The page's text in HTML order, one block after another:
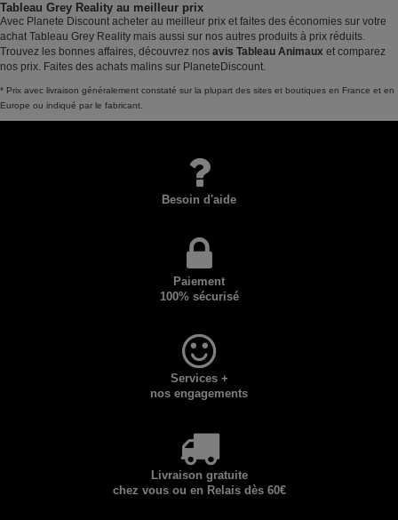
Tableau Grey Reality au meilleur prix
Avec Planete Discount acheter au meilleur prix et faites des économies sur votre
achat Tableau Grey Reality mais aussi sur nos autres produits à prix réduits.
Trouvez les bonnes affaires, découvrez nos avis Tableau Animaux et comparez
nos prix. Faites des achats malins sur PlaneteDiscount.
* Prix avec livraison généralement constaté sur la plupart des sites et boutiques en France et en
Europe ou indiqué par le fabricant.
Besoin d'aide
Paiement
100% sécurisé
Services +
nos engagements
Livraison gratuite
chez vous ou en Relais dès 60€